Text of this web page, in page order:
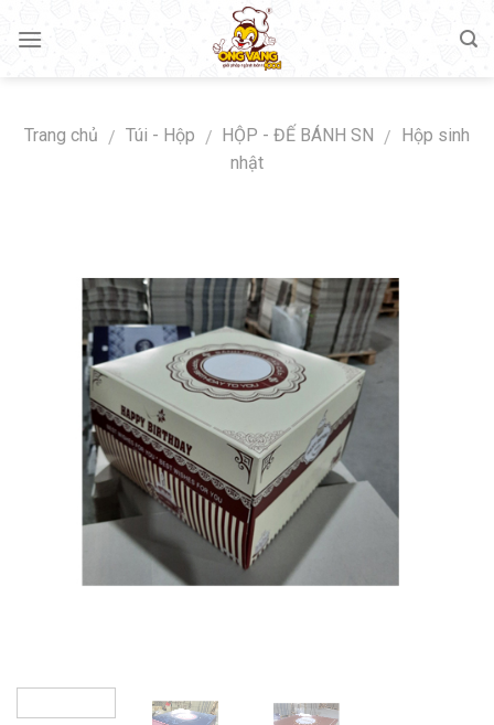
Trang chủ / Túi - Hộp / HỘP - ĐẾ BÁNH SN / Hộp sinh
nhật